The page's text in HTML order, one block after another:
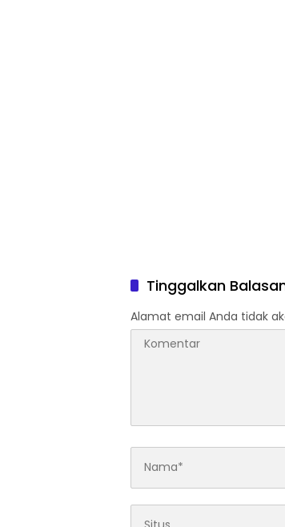
Tinggalkan
Alamat email Anda tidak